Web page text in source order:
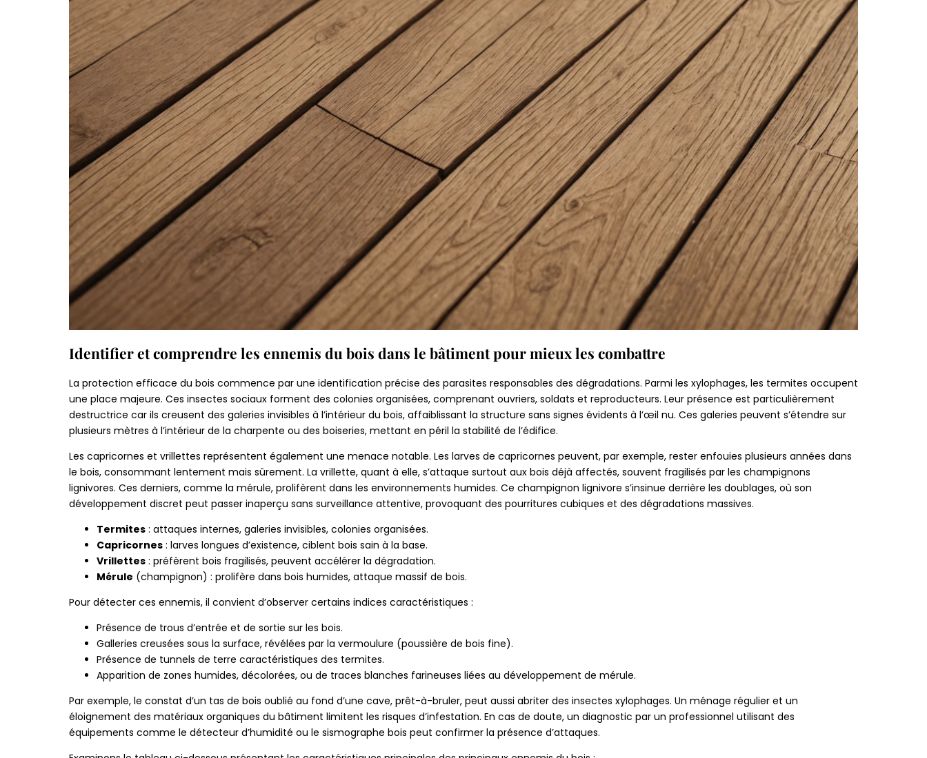
Identifier et comprendre les ennemis du bois dans le bâtiment pour mieux les combattre
La protection efficace du bois commence par une identification précise des parasites responsables des dégradations. Parmi les xylophages, les termites occupent
une place majeure. Ces insectes sociaux forment des colonies organisées, comprenant ouvriers, soldats et reproducteurs. Leur présence est particulièrement
destructrice car ils creusent des galeries invisibles à l’intérieur du bois, affaiblissant la structure sans signes évidents à l’œil nu. Ces galeries peuvent s’étendre sur
plusieurs mètres à l’intérieur de la charpente ou des boiseries, mettant en péril la stabilité de l’édifice.
Les capricornes et vrillettes représentent également une menace notable. Les larves de capricornes peuvent, par exemple, rester enfouies plusieurs années dans
le bois, consommant lentement mais sûrement. La vrillette, quant à elle, s’attaque surtout aux bois déjà affectés, souvent fragilisés par les champignons
lignivores. Ces derniers, comme la mérule, prolifèrent dans les environnements humides. Ce champignon lignivore s’insinue derrière les doublages, où son
développement discret peut passer inaperçu sans surveillance attentive, provoquant des pourritures cubiques et des dégradations massives.
Termites : attaques internes, galeries invisibles, colonies organisées.
Capricornes : larves longues d’existence, ciblent bois sain à la base.
Vrillettes : préfèrent bois fragilisés, peuvent accélérer la dégradation.
Mérule (champignon) : prolifère dans bois humides, attaque massif de bois.
Pour détecter ces ennemis, il convient d’observer certains indices caractéristiques :
Présence de trous d’entrée et de sortie sur les bois.
Galleries creusées sous la surface, révélées par la vermoulure (poussière de bois fine).
Présence de tunnels de terre caractéristiques des termites.
Apparition de zones humides, décolorées, ou de traces blanches farineuses liées au développement de mérule.
Par exemple, le constat d’un tas de bois oublié au fond d’une cave, prêt-à-bruler, peut aussi abriter des insectes xylophages. Un ménage régulier et un
éloignement des matériaux organiques du bâtiment limitent les risques d’infestation. En cas de doute, un diagnostic par un professionnel utilisant des
équipements comme le détecteur d’humidité ou le sismographe bois peut confirmer la présence d’attaques.